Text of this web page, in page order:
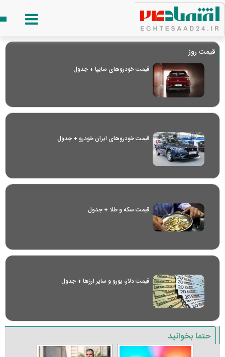
قیمت روز
قیمت خودرو‌های سایپا + جدول
قیمت خودرو‌های ایران خودرو + جدول
قیمت سکه و طلا + جدول
قیمت دلار، یورو و سایر ارز‌ها + جدول
حتما بخوانید